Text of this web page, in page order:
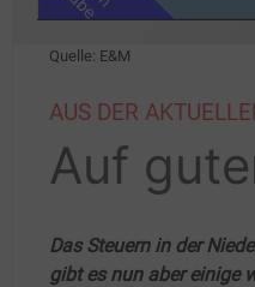
Quelle: E&M
AUS DER
Auf
Das Steuern in der
gibt es nun aber einige